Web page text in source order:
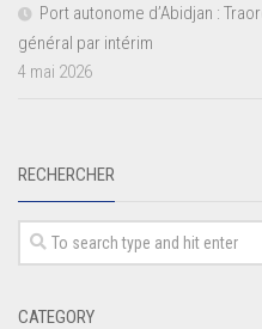
Port autonome d’Abidjan :
général par intérim
4 mai 2026
RECHERCHER
CATEGORY